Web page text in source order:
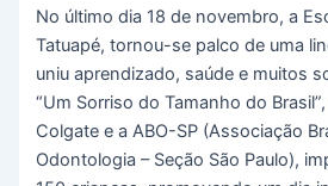
No último dia 18 de novembro, a
Tatuapé, tornou-se palco de uma
uniu aprendizado, saúde e muitos
“Um Sorriso do Tamanho do
Colgate e a ABO-SP (Associação
Odontologia – Seção São Paulo),